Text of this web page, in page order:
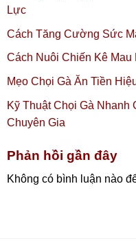
Lực
Cách Tăng Cường Sức
Cách Nuôi Chiến Kê
Mẹo Chọi Gà Ăn Tiền
Kỹ Thuật Chọi Gà Nhanh
Chuyên Gia
Phản hồi gần đây
Không có bình luận nào